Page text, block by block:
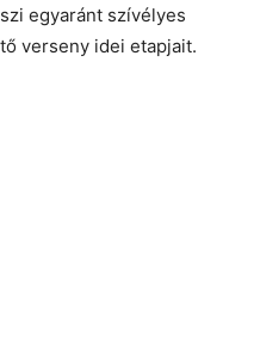
egyaránt szívélyes
verseny idei etapjait.